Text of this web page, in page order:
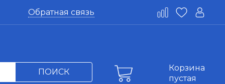
Обратная связь
ПОИСК
Корзина
пустая